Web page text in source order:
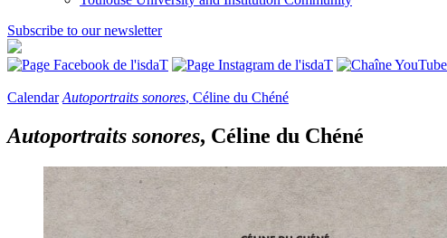
Subscribe to our newsletter
Calendar Autoportraits sonores, Céline du Chéné
Autoportraits sonores, Céline du Chéné